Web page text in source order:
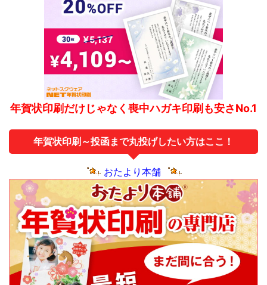
年賀状印刷だけじゃなく喪中ハガキ印刷も安さNo.1
年賀状印刷～投函まで丸投げしたい方はここ！
おたより本舗